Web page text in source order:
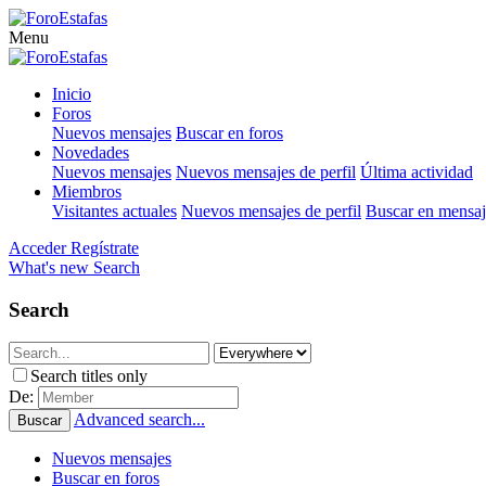
Menu
Inicio
Foros
Nuevos mensajes Buscar en foros
Novedades
Nuevos mensajes Nuevos mensajes de perfil Última actividad
Miembros
Visitantes actuales Nuevos mensajes de perfil Buscar en
Acceder Regístrate
What's new Search
Search
Search titles only
De:
Buscar Advanced search...
Nuevos mensajes
Buscar en foros